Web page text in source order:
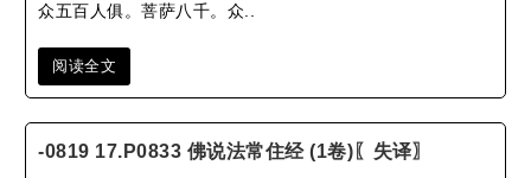
众五百人俱。菩萨八千。众..
阅读全文
-0819 17.P0833 佛说法常住经 (1卷)〖失译〗